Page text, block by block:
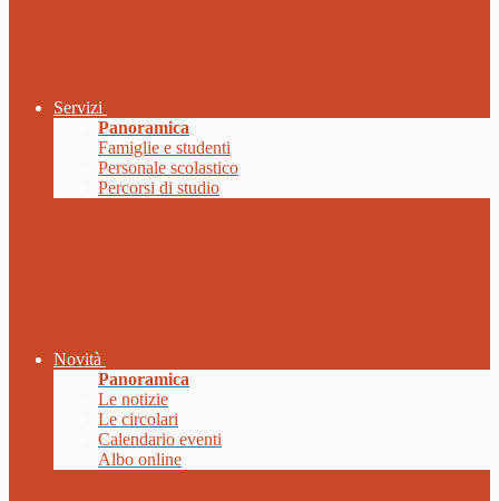
Servizi
Panoramica
Famiglie e studenti
Personale scolastico
Percorsi di studio
Novità
Panoramica
Le notizie
Le circolari
Calendario eventi
Albo online